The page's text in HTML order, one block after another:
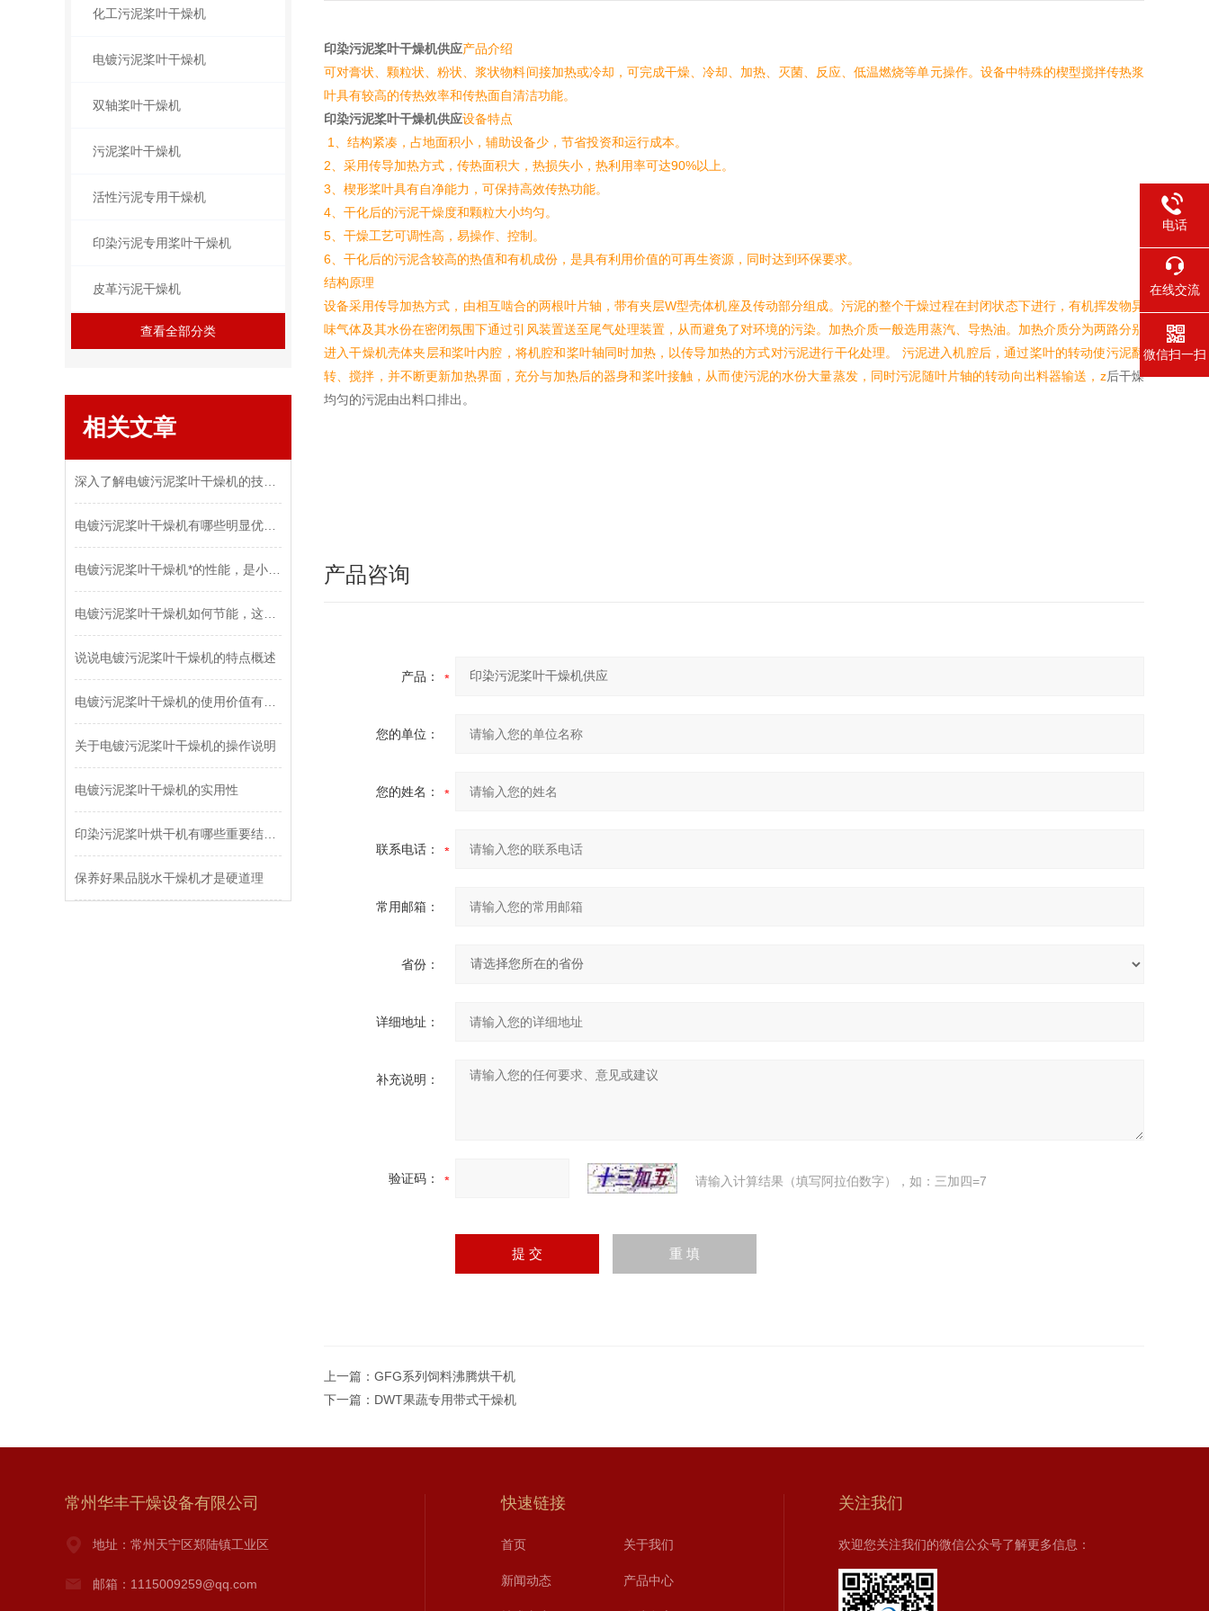
化工污泥桨叶干燥机
电镀污泥桨叶干燥机
双轴桨叶干燥机
污泥桨叶干燥机
活性污泥专用干燥机
印染污泥专用桨叶干燥机
皮革污泥干燥机
查看全部分类
相关文章
说说电镀污泥桨叶干燥机的特点概述
关于电镀污泥桨叶干燥机的操作说明
电镀污泥桨叶干燥机的实用性
保养好果品脱水干燥机才是硬道理
印染污泥桨叶干燥机供应产品介绍
可对膏状、颗粒状、粉状、浆状物料间接加热或冷却，可完成干燥、冷却、加热、灭菌、反应、低温燃烧等单元操作。设备中特殊的楔型搅拌传热浆
叶具有较高的传热效率和传热面自清洁功能。
印染污泥桨叶干燥机供应设备特点
1、结构紧凑，占地面积小，辅助设备少，节省投资和运行成本。
2、采用传导加热方式，传热面积大，热损失小，热利用率可达90%以上。
3、楔形桨叶具有自净能力，可保持高效传热功能。
4、干化后的污泥干燥度和颗粒大小均匀。
5、干燥工艺可调性高，易操作、控制。
6、干化后的污泥含较高的热值和有机成份，是具有利用价值的可再生资源，同时达到环保要求。
结构原理
设备采用传导加热方式，由相互啮合的两根叶片轴，带有夹层W型壳体机座及传动部分组成。污泥的整个干燥过程在封闭状态下进行，有机挥发物异
味气体及其水份在密闭氛围下通过引风装置送至尾气处理装置，从而避免了对环境的污染。加热介质一般选用蒸汽、导热油。加热介质分为两路分别
进入干燥机壳体夹层和桨叶内腔，将机腔和桨叶轴同时加热，以传导加热的方式对污泥进行干化处理。 污泥进入机腔后，通过桨叶的转动使污泥翻
转、搅拌，并不断更新加热界面，充分与加热后的器身和桨叶接触，从而使污泥的水份大量蒸发，同时污泥随叶片轴的转动向出料器输送，z后干燥
均匀的污泥由出料口排出。
产品咨询
产品：
您的单位：
您的姓名：
联系电话：
常用邮箱：
省份：
详细地址：
补充说明：
验证码： 请输入计算结果（填写阿拉伯数字），如：三加四=7
上一篇： GFG系列饲料沸腾烘干机
下一篇： DWT果蔬专用带式干燥机
常州华丰干燥设备有限公司
地址：常州天宁区郑陆镇工业区
邮箱：1115009259@qq.com
快速链接
首页 关于我们
新闻动态 产品中心
关注我们
欢迎您关注我们的微信公众号了解更多信息：
电话
在线交流
微信扫一扫